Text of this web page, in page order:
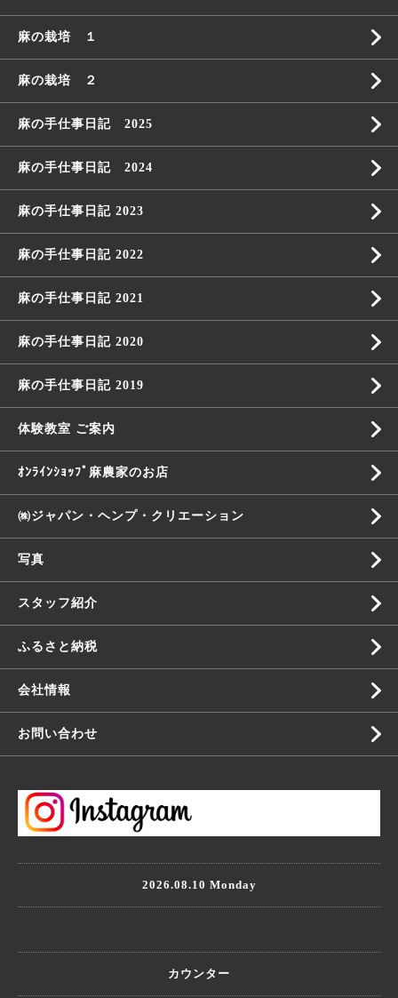
麻の栽培 １
麻の栽培 ２
麻の手仕事日記 2025
麻の手仕事日記 2024
麻の手仕事日記 2023
麻の手仕事日記 2022
麻の手仕事日記 2021
麻の手仕事日記 2020
麻の手仕事日記 2019
体験教室 ご案内
ｵﾝﾗｲﾝｼｮｯﾌﾟ麻農家のお店
㈱ジャパン・ヘンプ・クリエーション
写真
スタッフ紹介
ふるさと納税
会社情報
お問い合わせ
2026.08.10 Monday
カウンター